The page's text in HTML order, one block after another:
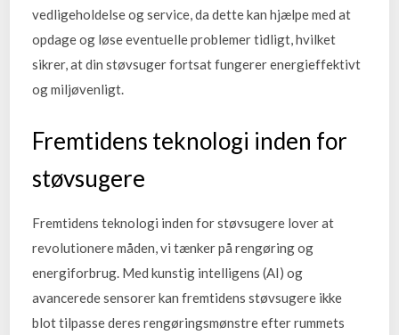
vedligeholdelse og service, da dette kan hjælpe med at
opdage og løse eventuelle problemer tidligt, hvilket
sikrer, at din støvsuger fortsat fungerer energieffektivt
og miljøvenligt.
Fremtidens teknologi inden for
støvsugere
Fremtidens teknologi inden for støvsugere lover at
revolutionere måden, vi tænker på rengøring og
energiforbrug. Med kunstig intelligens (AI) og
avancerede sensorer kan fremtidens støvsugere ikke
blot tilpasse deres rengøringsmønstre efter rummets